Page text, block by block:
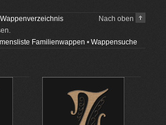
Nach oben
Wappenverzeichnis
Familienwappen • Wappensuche